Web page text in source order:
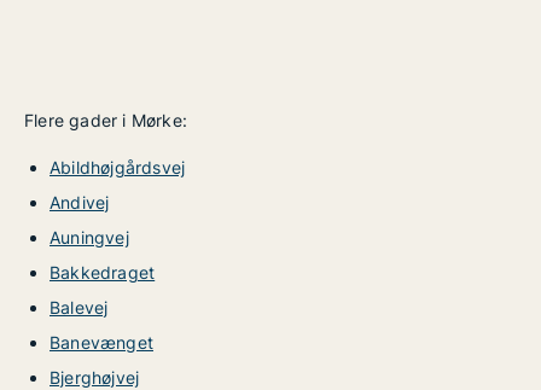
Flere gader i Mørke:
Abildhøjgårdsvej
Andivej
Auningvej
Bakkedraget
Balevej
Banevænget
Bjerghøjvej